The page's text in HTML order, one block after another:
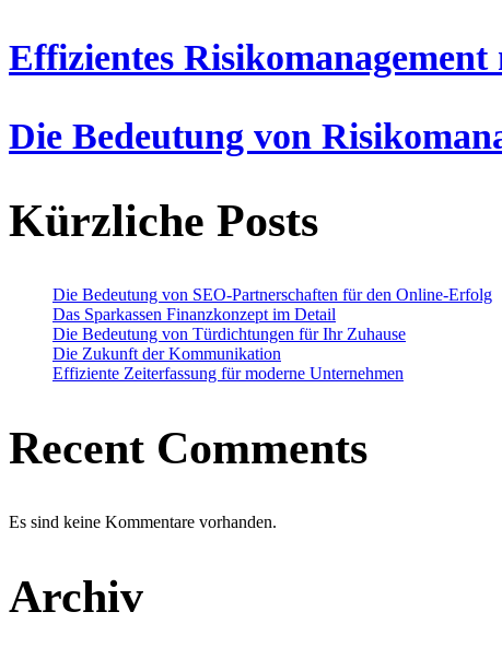
Effizientes
Die Bedeutung von
Kürzliche Posts
Die Bedeutung von SEO-Partnerschaften für den Online-Erfolg
Das Sparkassen Finanzkonzept im Detail
Die Bedeutung von Türdichtungen für Ihr Zuhause
Die Zukunft der Kommunikation
Effiziente Zeiterfassung für moderne Unternehmen
Recent Comments
Es sind keine Kommentare vorhanden.
Archiv